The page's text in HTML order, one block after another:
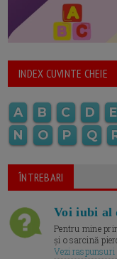
INDEX CUVINTE CHEIE
A B C D E
N
O P Q
ÎNTREBARI
Voi iubi al
Pentru mine
și o sarcină
Vezi raspunsuri